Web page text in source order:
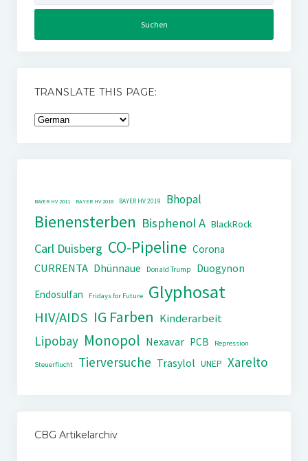
TRANSLATE THIS PAGE:
BAYER HV 2011 BAYER HV 2018 BAYER HV 2019 Bhopal
Bienensterben Bisphenol A BlackRock
Carl Duisberg CO-Pipeline Corona
CURRENTA Dhünnaue Donald Trump
Duogynon
Endosulfan
Fridays for Future Glyphosat
HIV/AIDS IG Farben Kinderarbeit
Lipobay Monopol Nexavar PCB Repression
Steuerflucht Tierversuche Trasylol UNEP Xarelto
CBG Artikelarchiv